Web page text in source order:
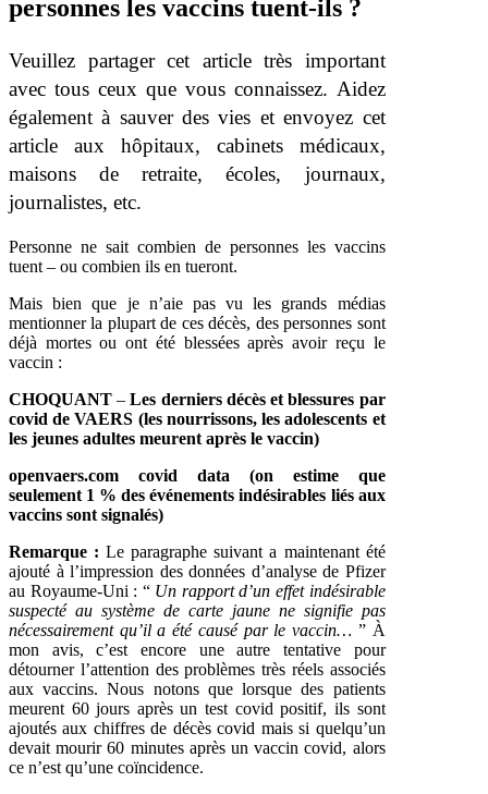
personnes les vaccins tuent-ils ?
Veuillez partager cet article très important
avec tous ceux que vous connaissez. Aidez
également à sauver des vies et envoyez cet
article aux hôpitaux, cabinets médicaux,
maisons de retraite, écoles, journaux,
journalistes, etc.
Personne ne sait combien de personnes les vaccins
tuent – ou combien ils en tueront.
Mais bien que je n’aie pas vu les grands médias
mentionner la plupart de ces décès, des personnes sont
déjà mortes ou ont été blessées après avoir reçu le
vaccin :
CHOQUANT –Les derniers décès et blessures par
covid de VAERS (les nourrissons, les adolescents et
les jeunes adultes meurent après le vaccin)
openvaers.com covid data (on estime que
seulement 1 % des événements indésirables liés aux
vaccins sont signalés)
Remarque : Le paragraphe suivant a maintenant été
ajouté à l’impression des données d’analyse de Pfizer
au Royaume-Uni : “Un rapport d’un effet indésirable
suspecté au système de carte jaune ne signifie pas
nécessairement qu’il a été causé par le vaccin… ” À
mon avis, c’est encore une autre tentative pour
détourner l’attention des problèmes très réels associés
aux vaccins. Nous notons que lorsque des patients
meurent 60 jours après un test covid positif, ils sont
ajoutés aux chiffres de décès covid mais si quelqu’un
devait mourir 60 minutes après un vaccin covid, alors
ce n’est qu’une coïncidence.